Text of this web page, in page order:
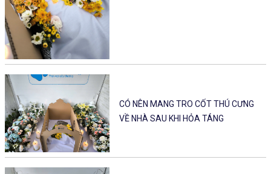
CÓ NÊN MANG TRO CỐT THÚ CƯNG
VỀ NHÀ SAU KHI HỎA TÁNG